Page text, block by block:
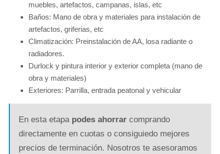
muebles, artefactos, campanas, islas, etc
Baños: Mano de obra y materiales para instalación de
artefactos, griferias, etc
Climatización: Preinstalación de AA, losa radiante o
radiadores.
Durlock y pintura interior y exterior completa (mano de
obra y materiales)
Exteriores: Parrilla, entrada peatonal y vehicular
En esta etapa podes ahorrar comprando
directamente en cuotas o consiguiedo mejores
precios de terminación. Nosotros te asesoramos